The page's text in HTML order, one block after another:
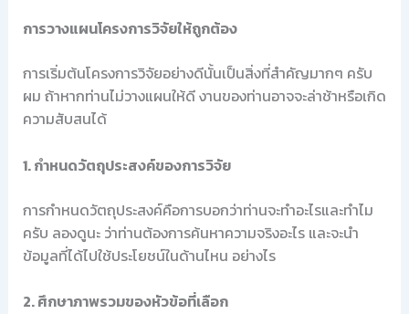
การวางแผนโครงการวิจัยให้ถูกต้อง
การเริ่มต้นโครงการวิจัยอย่างดีนั้นเป็นสิ่งที่สำคัญมากๆ ครับ
ผม ถ้าหากท่านไม่วางแผนให้ดี งานของท่านอาจจะล่าช้าหรือเกิด
ความสับสนได้
1. กำหนดวัตถุประสงค์ของการวิจัย
การกำหนดวัตถุประสงค์คือการบอกว่าท่านจะทำอะไรและทำไม
ครับ ลองดูนะ ว่าท่านต้องการค้นหาความจริงอะไร และจะนำ
ข้อมูลที่ได้ไปใช้ประโยชน์ในด้านไหน อย่างไร
2. ศึกษาภาพรวมของหัวข้อที่เลือก